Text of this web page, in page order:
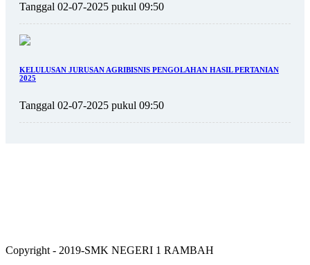
Tanggal 02-07-2025 pukul 09:50
KELULUSAN JURUSAN AGRIBISNIS PENGOLAHAN HASIL PERTANIAN
2025
Tanggal 02-07-2025 pukul 09:50
Copyright - 2019-SMK NEGERI 1 RAMBAH